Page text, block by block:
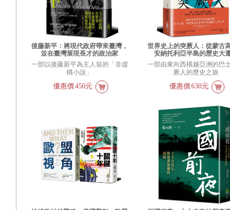
後藤新平：將現代政府帶來臺灣，
並在臺灣展現長才的政治家
一部以後藤新平為主人翁的「非虛
構小說」
優惠價450元
世界史上的突厥人：從蒙古
安納托利亞半島的歷史大
一部由東向西橫越亞洲的巴
厥人的歷史之旅
優惠價630元